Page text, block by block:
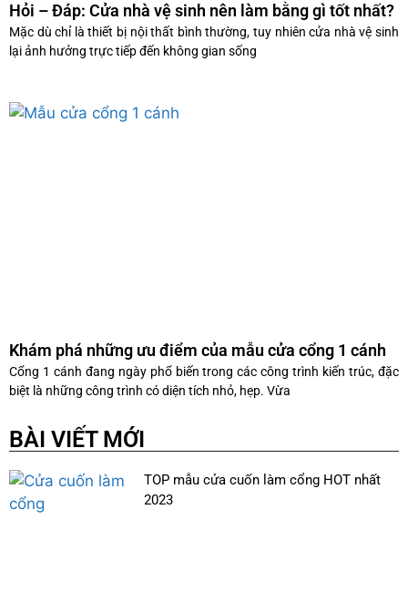
Hỏi – Đáp: Cửa nhà vệ sinh nên làm bằng gì tốt nhất?
Mặc dù chỉ là thiết bị nội thất bình thường, tuy nhiên cửa nhà vệ sinh
lại ảnh hưởng trực tiếp đến không gian sống
Khám phá những ưu điểm của mẫu cửa cổng 1 cánh
Cổng 1 cánh đang ngày phổ biến trong các công trình kiến trúc, đặc
biệt là những công trình có diện tích nhỏ, hẹp. Vừa
BÀI VIẾT MỚI
TOP mẫu cửa cuốn làm cổng HOT nhất
2023